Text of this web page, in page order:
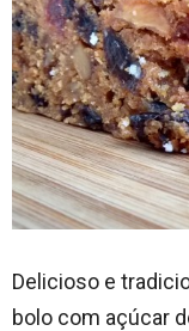
Delicioso e
bolo com açúcar